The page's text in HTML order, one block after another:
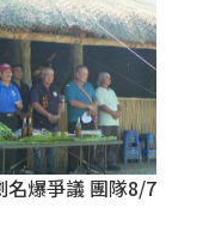
名爆爭議 團隊8/7